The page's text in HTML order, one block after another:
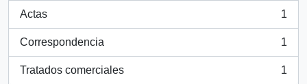
Actas
, 1 resultados
1
Correspondencia
, 1 resultados
1
Tratados comerciales
, 1 resultados
1